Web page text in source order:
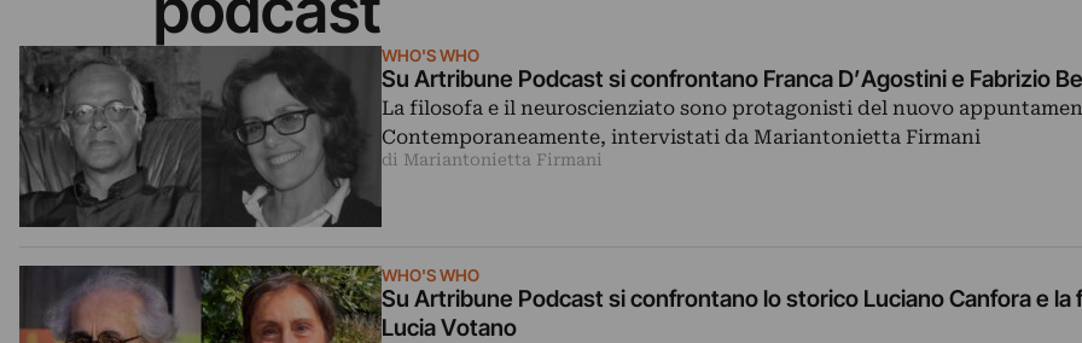
WHO'S WHO
Su Artribune Podcast si confrontano Franca D’Agostini e Fabrizio
La filosofa e il neuroscienziato sono protagonisti del nuovo
Contemporaneamente, intervistati da Mariantonietta Firmani
di Mariantonietta Firmani
WHO'S WHO
Su Artribune Podcast si confrontano lo storico Luciano Canfora e la
Lucia Votano